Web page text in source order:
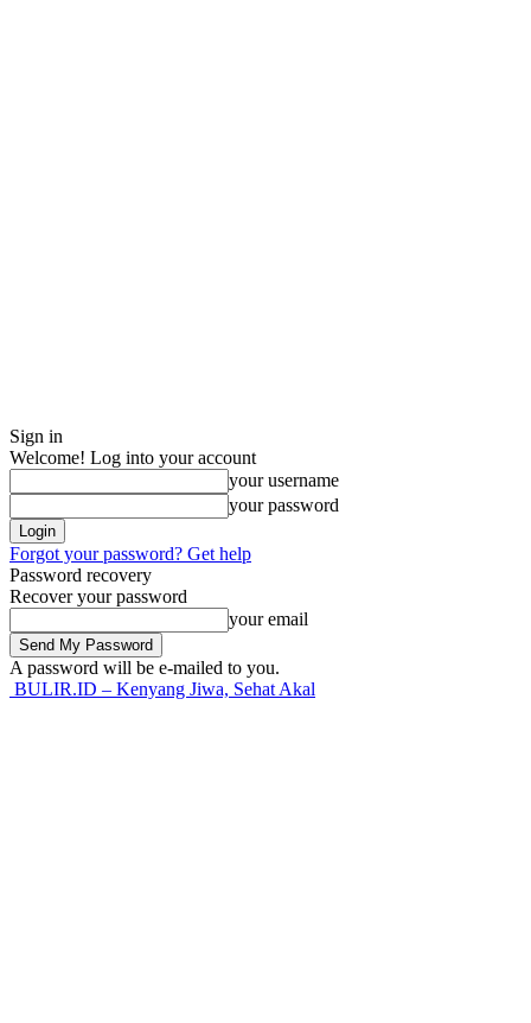
Sign in
Welcome! Log into your account
your username
your password
Forgot your password? Get help
Password recovery
Recover your password
your email
A password will be e-mailed to you.
BULIR.ID – Kenyang Jiwa, Sehat Akal